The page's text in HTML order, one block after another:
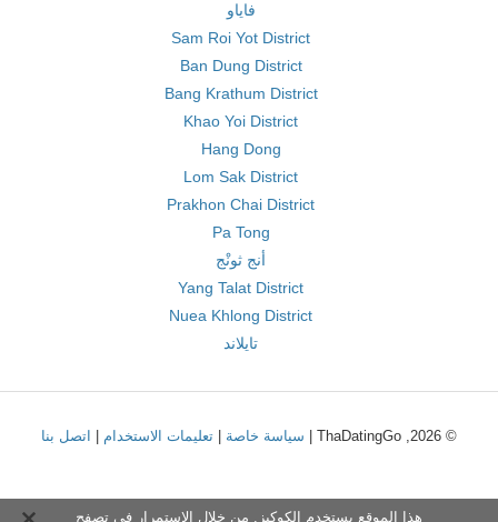
فاياو
Sam Roi Yot District
Ban Dung District
Bang Krathum District
Khao Yoi District
Hang Dong
Lom Sak District
Prakhon Chai District
Pa Tong
أنج ثونْج
Yang Talat District
Nuea Khlong District
تايلاند
© 2026, ThaDatingGo | سياسة خاصة تعليمات الاستخدام اتصل بنا
هذا الموقع يستخدم الكوكيز. من خلال الاستمرار في تصفح